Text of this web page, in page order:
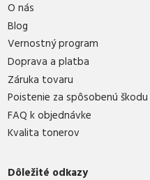
O nás
Blog
Vernostný program
Doprava a platba
Záruka tovaru
Poistenie za spôsobenú škodu
FAQ k objednávke
Kvalita tonerov
Dôležité odkazy